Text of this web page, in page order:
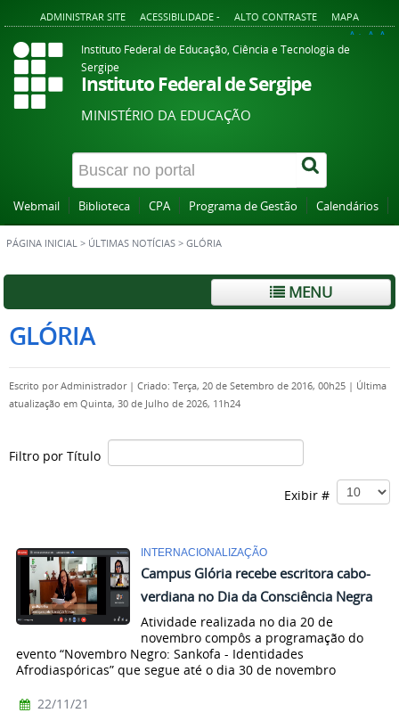
ADMINISTRAR SITE ACESSIBILIDADE - ALTO CONTRASTE MAPA
A+ A A-
Instituto Federal de Educação, Ciência e Tecnologia de
Sergipe
Instituto Federal de Sergipe
MINISTÉRIO DA EDUCAÇÃO
Webmail Biblioteca CPA Programa de Gestão Calendários
PÁGINA INICIAL > ÚLTIMAS NOTÍCIAS > GLÓRIA
MENU
GLÓRIA
Escrito porAdministrador | Criado: Terça, 20 de Setembro de 2016, 00h25 | Última
atualização em Quinta, 30 de Julho de 2026, 11h24
Filtro por Título
Exibir #
INTERNACIONALIZAÇÃO
Campus Glória recebe escritora cabo-
verdiana no Dia da Consciência Negra
Atividade realizada no dia 20 de
novembro compôs a programação do
evento “Novembro Negro: Sankofa - Identidades
Afrodiaspóricas” que segue até o dia 30 de novembro
22/11/21